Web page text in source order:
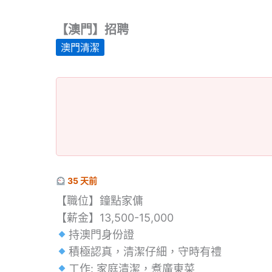
【澳門】招聘
澳門清潔
35 天前
【職位】鐘點家傭
【薪金】13,500-15,000
持澳門身份證
積極認真，清潔仔細，守時有禮
工作: 家庭清潔，煮廣東菜